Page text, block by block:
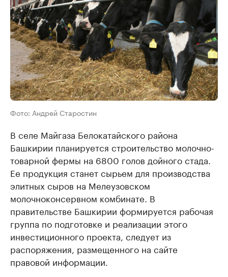
Фото: Андрей Старостин
В селе Майгаза Белокатайского района
Башкирии планируется строительство молочно-
товарной фермы на 6800 голов дойного стада.
Ее продукция станет сырьем для производства
элитных сыров на Мелеузовском
молочноконсервном комбинате. В
правительстве Башкирии формируется рабочая
группа по подготовке и реализации этого
инвестиционного проекта, следует из
распоряжения, размещенного на сайте
правовой информации.